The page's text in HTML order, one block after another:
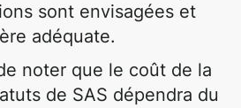
sont envisagées et
adéquate.
noter que le coût de la
de SAS dépendra du